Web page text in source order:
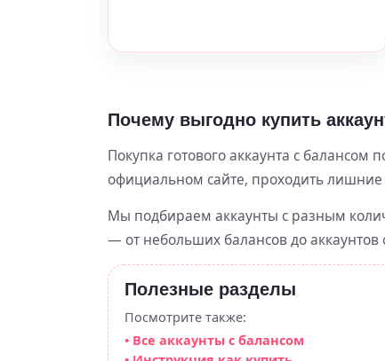
Почему выгодно купить
Покупка готового аккаунта с
официальном сайте, проходить
Мы подбираем аккаунты с разным
— от небольших балансов до
Полезные разделы
Посмотрите также:
• Все аккаунты с балансом